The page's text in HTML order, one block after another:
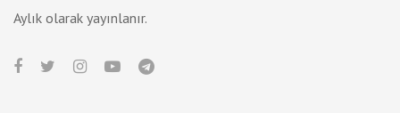
Aylık olarak yayınlanır.